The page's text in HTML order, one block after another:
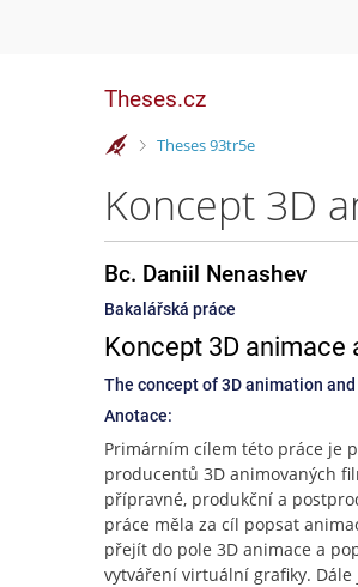
Theses.cz
>
Theses 93tr5e
Bc. Daniil Nenashev
Bakalářská práce
Koncept 3D animace
The concept of 3D animation
Anotace:
Primárním cílem této práce je
producentů 3D animovaných
přípravné, produkční a
práce měla za cíl popsat
přejít do pole 3D animace a
vytváření virtuální grafiky.